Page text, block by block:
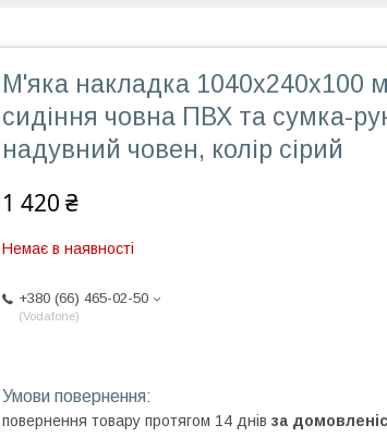
М'яка накладка 1040х240х100
сидіння човна ПВХ та сумка-
надувний човен, колір сірий
1 420 ₴
Немає в наявності
+380 (66) 465-02-50
Vodafone
повернення товару протягом 14 днів за